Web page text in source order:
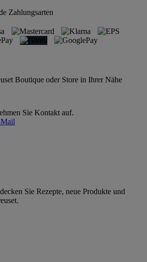
Zahlungsarten
Boutique oder Store in Ihrer Nähe
Sie Kontakt auf.
Mail
Sie Rezepte, neue Produkte und